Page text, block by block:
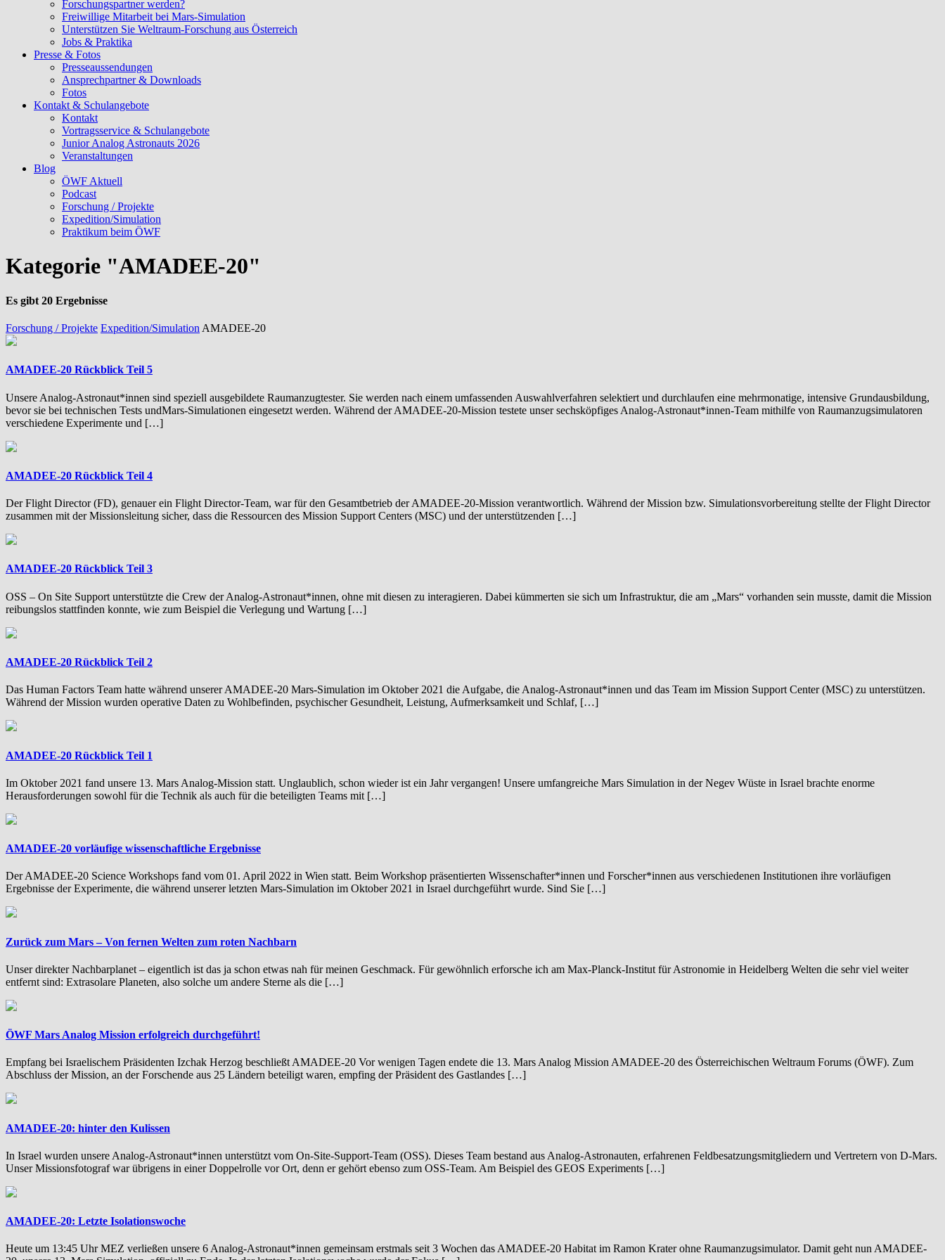
Forschungspartner werden?
Freiwillige Mitarbeit bei Mars-Simulation
Unterstützen Sie Weltraum-Forschung aus Österreich
Jobs & Praktika
Presse & Fotos
Presseaussendungen
Ansprechpartner & Downloads
Fotos
Kontakt & Schulangebote
Kontakt
Vortragsservice & Schulangebote
Junior Analog Astronauts 2026
Veranstaltungen
Blog
ÖWF Aktuell
Podcast
Forschung / Projekte
Expedition/Simulation
Praktikum beim ÖWF
Kategorie "AMADEE-20"
Es gibt 20 Ergebnisse
Forschung / Projekte Expedition/Simulation AMADEE-20
AMADEE-20 Rückblick Teil 5
Unsere Analog-Astronaut*innen sind speziell ausgebildete Raumanzugtester. Sie werden nach einem umfassenden Auswahlverfahren selektiert und durchlaufen eine mehrmonatige, intensive Grundausbildung,
bevor sie bei technischen Tests undMars-Simulationen eingesetzt werden. Während der AMADEE-20-Mission testete unser sechsköpfiges Analog-Astronaut*innen-Team mithilfe von Raumanzugsimulatoren
verschiedene Experimente und […]
AMADEE-20 Rückblick Teil 4
Der Flight Director (FD), genauer ein Flight Director-Team, war für den Gesamtbetrieb der AMADEE-20-Mission verantwortlich. Während der Mission bzw. Simulationsvorbereitung stellte der Flight Director
zusammen mit der Missionsleitung sicher, dass die Ressourcen des Mission Support Centers (MSC) und der unterstützenden […]
AMADEE-20 Rückblick Teil 3
OSS – On Site Support unterstützte die Crew der Analog-Astronaut*innen, ohne mit diesen zu interagieren. Dabei kümmerten sie sich um Infrastruktur, die am „Mars“ vorhanden sein musste, damit die Mission
reibungslos stattfinden konnte, wie zum Beispiel die Verlegung und Wartung […]
AMADEE-20 Rückblick Teil 2
Das Human Factors Team hatte während unserer AMADEE-20 Mars-Simulation im Oktober 2021 die Aufgabe, die Analog-Astronaut*innen und das Team im Mission Support Center (MSC) zu unterstützen.
Während der Mission wurden operative Daten zu Wohlbefinden, psychischer Gesundheit, Leistung, Aufmerksamkeit und Schlaf, […]
AMADEE-20 Rückblick Teil 1
Im Oktober 2021 fand unsere 13. Mars Analog-Mission statt. Unglaublich, schon wieder ist ein Jahr vergangen! Unsere umfangreiche Mars Simulation in der Negev Wüste in Israel brachte enorme
Herausforderungen sowohl für die Technik als auch für die beteiligten Teams mit […]
AMADEE-20 vorläufige wissenschaftliche Ergebnisse
Der AMADEE-20 Science Workshops fand vom 01. April 2022 in Wien statt. Beim Workshop präsentierten Wissenschafter*innen und Forscher*innen aus verschiedenen Institutionen ihre vorläufigen
Ergebnisse der Experimente, die während unserer letzten Mars-Simulation im Oktober 2021 in Israel durchgeführt wurde. Sind Sie […]
Zurück zum Mars – Von fernen Welten zum roten Nachbarn
Unser direkter Nachbarplanet – eigentlich ist das ja schon etwas nah für meinen Geschmack. Für gewöhnlich erforsche ich am Max-Planck-Institut für Astronomie in Heidelberg Welten die sehr viel weiter
entfernt sind: Extrasolare Planeten, also solche um andere Sterne als die […]
ÖWF Mars Analog Mission erfolgreich durchgeführt!
Empfang bei Israelischem Präsidenten Izchak Herzog beschließt AMADEE-20 Vor wenigen Tagen endete die 13. Mars Analog Mission AMADEE-20 des Österreichischen Weltraum Forums (ÖWF). Zum
Abschluss der Mission, an der Forschende aus 25 Ländern beteiligt waren, empfing der Präsident des Gastlandes […]
AMADEE-20: hinter den Kulissen
In Israel wurden unsere Analog-Astronaut*innen unterstützt vom On-Site-Support-Team (OSS). Dieses Team bestand aus Analog-Astronauten, erfahrenen Feldbesatzungsmitgliedern und Vertretern von D-Mars.
Unser Missionsfotograf war übrigens in einer Doppelrolle vor Ort, denn er gehört ebenso zum OSS-Team. Am Beispiel des GEOS Experiments […]
AMADEE-20: Letzte Isolationswoche
Heute um 13:45 Uhr MEZ verließen unsere 6 Analog-Astronaut*innen gemeinsam erstmals seit 3 Wochen das AMADEE-20 Habitat im Ramon Krater ohne Raumanzugsimulator. Damit geht nun AMADEE-